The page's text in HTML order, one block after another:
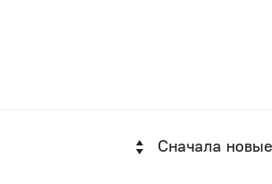
Сначала новые